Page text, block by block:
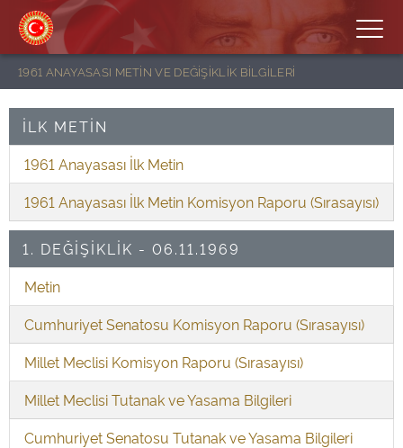
1961 ANAYASASI METİN VE DEĞİŞİKLİK BİLGİLERİ
İLK METİN
1961 Anayasası İlk Metin
1961 Anayasası İlk Metin Komisyon Raporu (Sırasayısı)
1. DEĞİŞİKLİK - 06.11.1969
Metin
Cumhuriyet Senatosu Komisyon Raporu (Sırasayısı)
Millet Meclisi Komisyon Raporu (Sırasayısı)
Millet Meclisi Tutanak ve Yasama Bilgileri
Cumhuriyet Senatosu Tutanak ve Yasama Bilgileri